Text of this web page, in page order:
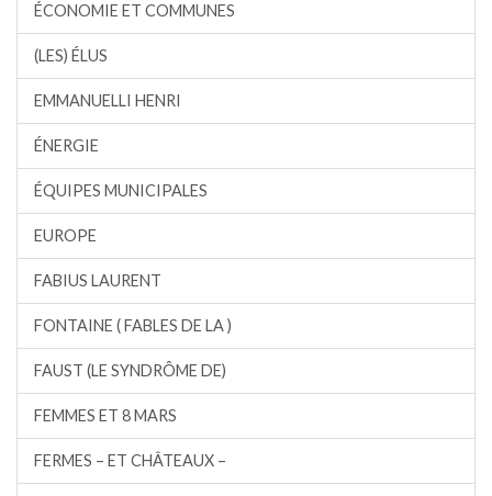
ÉCONOMIE ET COMMUNES
(LES) ÉLUS
EMMANUELLI HENRI
ÉNERGIE
ÉQUIPES MUNICIPALES
EUROPE
FABIUS LAURENT
FONTAINE ( FABLES DE LA )
FAUST (LE SYNDRÔME DE)
FEMMES ET 8 MARS
FERMES – ET CHÂTEAUX –